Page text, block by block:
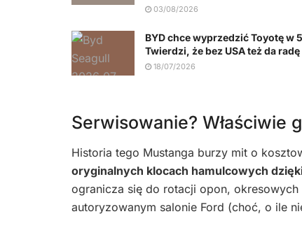
03/08/2026
BYD chce wyprzedzić Toyotę w
Twierdzi, że bez USA też da radę
18/07/2026
Serwisowanie? Właściwie
Historia tego Mustanga burzy mit o
oryginalnych klocach hamulcowych
ogranicza się do rotacji opon,
autoryzowanym salonie Ford (choć, o ile